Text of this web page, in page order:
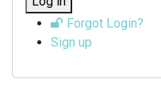
Forgot Login?
Sign up